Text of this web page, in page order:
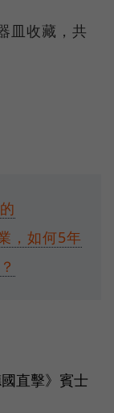
皿收藏，共
，如何5年
直擊》賓士